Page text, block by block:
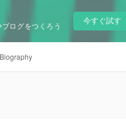
ログをつくろう
今すぐ試す
Biography